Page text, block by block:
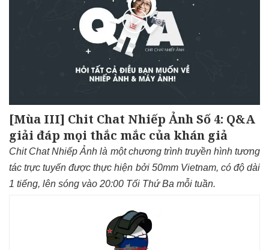
[Mùa III] Chit Chat Nhiếp Ảnh Số 4: Q&A
giải đáp mọi thắc mắc của khán giả
Chit Chat Nhiếp Ảnh là một chương trình truyền hình tương
tác trực tuyến được thực hiện bởi 50mm Vietnam, có độ dài
1 tiếng, lên sóng vào 20:00 Tối Thứ Ba mỗi tuần.